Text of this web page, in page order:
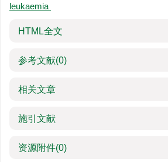
leukaemia
HTML全文
参考文献(0)
相关文章
施引文献
资源附件(0)